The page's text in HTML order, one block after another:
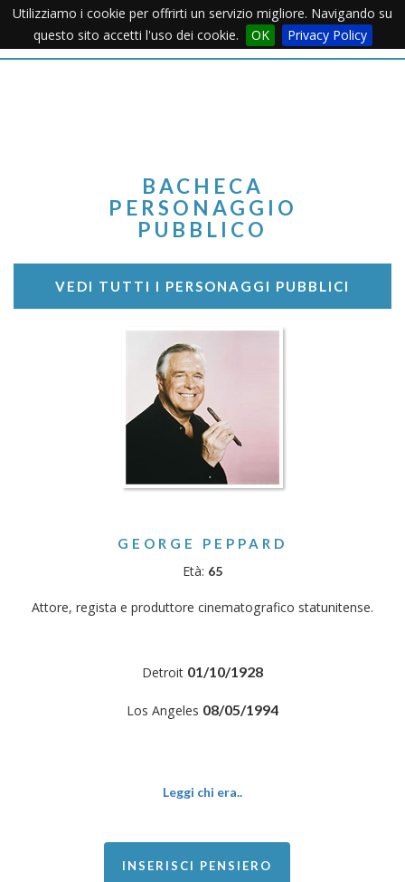
Utilizziamo i cookie per offrirti un servizio migliore. Navigando su
questo sito accetti l'uso dei cookie.
OK Privacy PolicyMenu
BACHECA
PERSONAGGIO
PUBBLICO
VEDI TUTTI I PERSONAGGI PUBBLICI
GEORGE PEPPARD
Età: 65
Attore, regista e produttore cinematografico statunitense.
Detroit 01/10/1928
Los Angeles 08/05/1994
Leggi chi era..
INSERISCI PENSIERO